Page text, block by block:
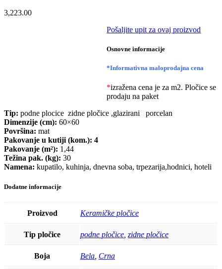
3,223.00
Pošaljite upit za ovaj proizvod
Osnovne informacije
*Informativna maloprodajna cena
*izražena cena je za m2. Pločice se
prodaju na paket
Tip: podne plocice zidne pločice ,glazirani porcelan
Dimenzije (cm): 60×60
Površina: mat
Pakovanje u kutiji (kom.): 4
Pakovanje (m²): 1,44
Težina pak. (kg): 30
Namena: kupatilo, kuhinja, dnevna soba, trpezarija,hodnici, hoteli
Dodatne informacije
Proizvod Keramičke pločice
Tip pločice podne pločice zidne pločice
Boja Bela Crna